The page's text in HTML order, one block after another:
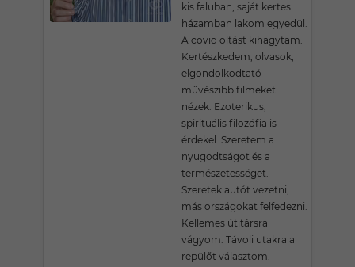
kis faluban, saját kertes
házamban lakom egyedül.
A covid oltást kihagytam.
Kertészkedem, olvasok,
elgondolkodtató
művészibb filmeket
nézek. Ezoterikus,
spirituális filozófia is
érdekel. Szeretem a
nyugodtságot és a
természetességet.
Szeretek autót vezetni,
más országokat felfedezni.
Kellemes útitársra
vágyom. Távoli utakra a
repülőt választom.